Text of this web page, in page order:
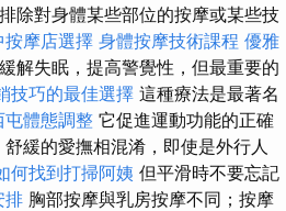
除對身體某些部位的按摩或某些技
按摩店選擇 身體按摩技術課程 優雅
解失眠，提高警覺性，但最重要的
技巧的最佳選擇 這種療法是最著名
屯體態調整 它促進運動功能的正確
緩的愛撫相混淆，即使是外行人
何找到打掃阿姨 但平滑時不要忘記
排 胸部按摩與乳房按摩不同；按摩